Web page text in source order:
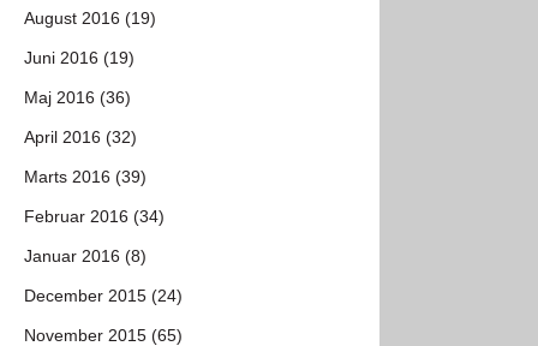
August 2016 (19)
Juni 2016 (19)
Maj 2016 (36)
April 2016 (32)
Marts 2016 (39)
Februar 2016 (34)
Januar 2016 (8)
December 2015 (24)
November 2015 (65)